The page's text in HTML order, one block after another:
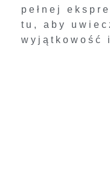
pełnej
tu, aby
wyjątkowość